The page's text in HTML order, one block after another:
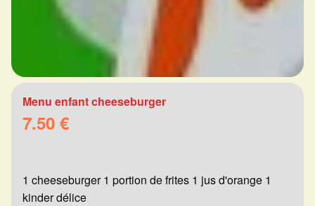
Menu enfant cheeseburger
7.50 €
1 cheeseburger 1 portion de frites 1 jus d'orange 1
kinder délice